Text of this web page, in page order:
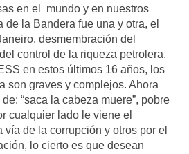
en el mundo y en nuestros
de la Bandera fue una y otra, el
desmembración del
control de la riqueza petrolera,
en estos últimos 16 años, los
son graves y complejos. Ahora
“saca la cabeza muere”, pobre
cualquier lado le viene el
vía de la corrupción y otros por el
lo cierto es que desean